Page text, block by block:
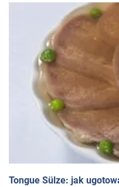
Tongue Sülze: jak